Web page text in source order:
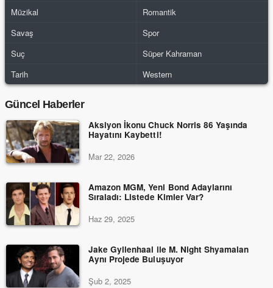
Müzikal
Romantik
Savaş
Spor
Suç
Süper Kahraman
Tarih
Western
Güncel Haberler
Aksiyon İkonu Chuck Norris 86 Yaşında
Hayatını Kaybetti!
Mar 22, 2026
Amazon MGM, Yeni Bond Adaylarını
Sıraladı: Listede Kimler Var?
Haz 29, 2025
Jake Gyllenhaal ile M. Night Shyamalan
Aynı Projede Buluşuyor
Şub 2, 2025